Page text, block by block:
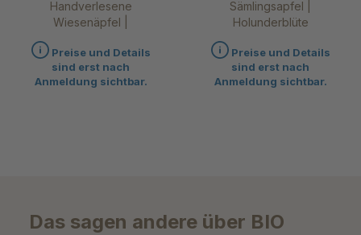
Handverlesene
Wiesenäpfel |
Preise und Details
sind erst nach
Anmeldung sichtbar.
Sämlingsapfel |
Holunderblüte
Preise und Details
sind erst nach
Anmeldung sichtbar.
Das sagen andere über BIO